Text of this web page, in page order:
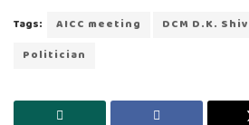
Tags: AICC meeting DCM D.K.
Politician